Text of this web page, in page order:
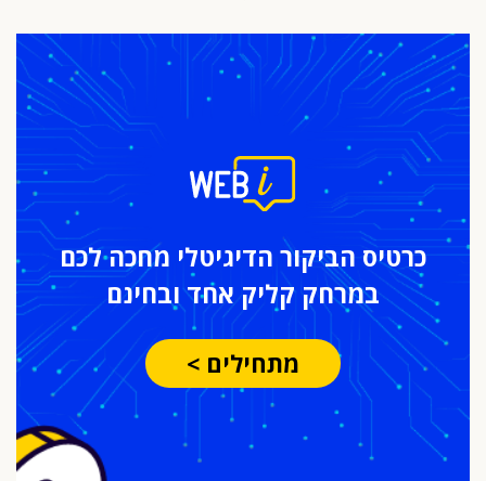
כרטיס הביקור הדיגיטלי מחכה לכם
במרחק קליק אחד ובחינם
מתחילים >